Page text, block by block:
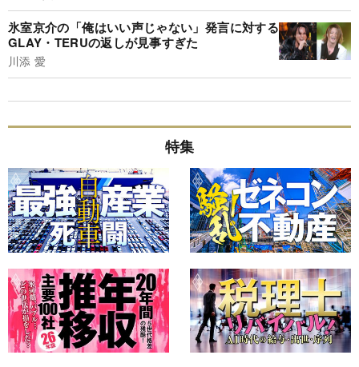
氷室京介の「俺はいい声じゃない」発言に対する
GLAY・TERUの返しが見事すぎた
川添 愛
特集